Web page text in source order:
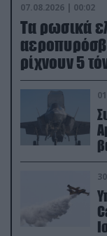
07.08.2026 | 00:02
Τα ρωσικά
ρίχνουν 5